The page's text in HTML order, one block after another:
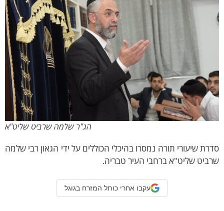
הג"ר שלמה שרביט שליט"א
שיעורי תורה נמסרו בהיכלי הכוללים על ידי הגאון רבי שלמה
שליט"א ברחבי העיר טבריה.
עקבו אחרי כותל המזרח בגוגל